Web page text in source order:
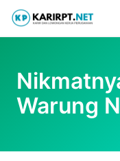
Skip
content
Warung